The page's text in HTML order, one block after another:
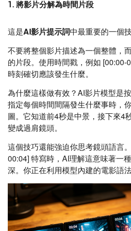
1. 將影片分解為時間片段
這是AI影片提示詞中最重要的一個技
不要將整個影片描述為一個整體，
的片段。使用時間戳，例如 [00:00-
時刻確切應該發生什麼。
為什麼這樣做有效？AI影片模型是
指定每個時間間隔發生什麼事時，
圖。它知道前4秒是中景，接下來4
變成過肩鏡頭。
這個技巧還能強迫你思考鏡頭語言
00:04] 特寫時，AI理解這意味著一
深。你正在利用模型內建的電影語法